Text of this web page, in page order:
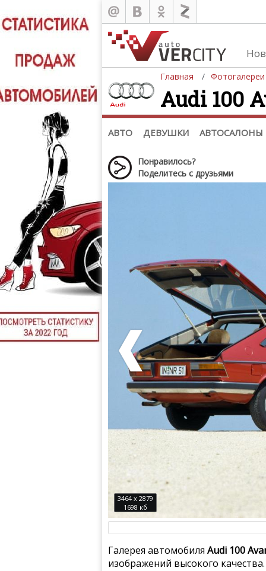
Главная Фотогалереи
Audi 100
АВТО ДЕВУШКИ АВТОСАЛОНЫ
Автомобили
Последние добавления
Список марок
(+1102)
Понравилось?
Поделитесь с друзьями
3464 x 2879
1698 кб
Галерея автомобиля Audi 100
изображений высокого качества.